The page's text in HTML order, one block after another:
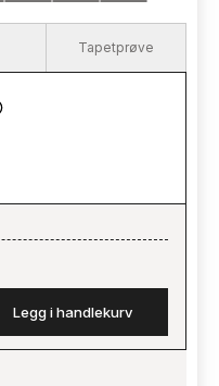
Tapetprøve
Legg i handlekurv